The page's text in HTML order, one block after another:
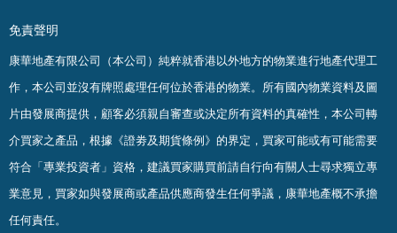
免責聲明
康華地產有限公司（本公司）純粹就香港以外地方的物業進行地產代理工
作，本公司並沒有牌照處理任何位於香港的物業。 所有國內物業資料及圖
片由發展商提供，顧客必須親自審查或決定所有資料的真確性 ， 本公司轉
介買家之產品，根據《證劵及期貨條例》的界定，買家可能或有可能需要
符合「專業投資者」資格，建議買家購買前請自行向有關人士尋求獨立專
業意見，買家如與發展商或產品供應商發生任何爭議，康華地產概不承擔
任何責任。